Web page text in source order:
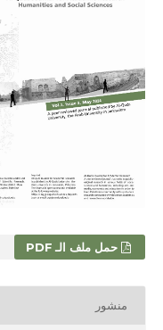
حمل ملف الـ PDF
منشور